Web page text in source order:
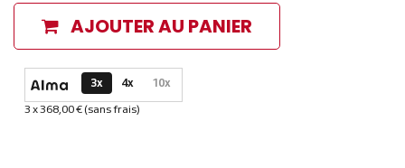
AJOUTER AU PANIER
Options de paiement disponibles
3x 4x 10x
Informations sur le plan de paiement sélectionné
3 x 368,00 € (sans frais)